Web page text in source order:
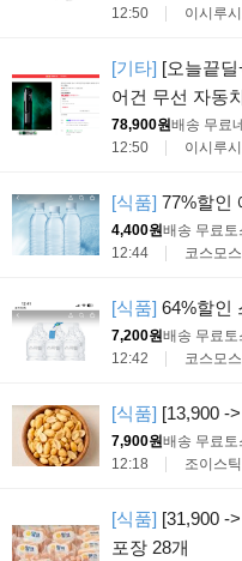
12:50
이시루
[기타] [오늘끝
어건 무선 자동
78,900원배송 무료
12:50
이시루
[식품] 77%할인
4,400원배송 무료
12:44
코스모
[식품] 64%할인
7,200원배송 무료
12:42
코스모
[식품] [13,900 -
7,900원배송 무료
12:18
조이스
[식품] [31,900 -
포장 28개